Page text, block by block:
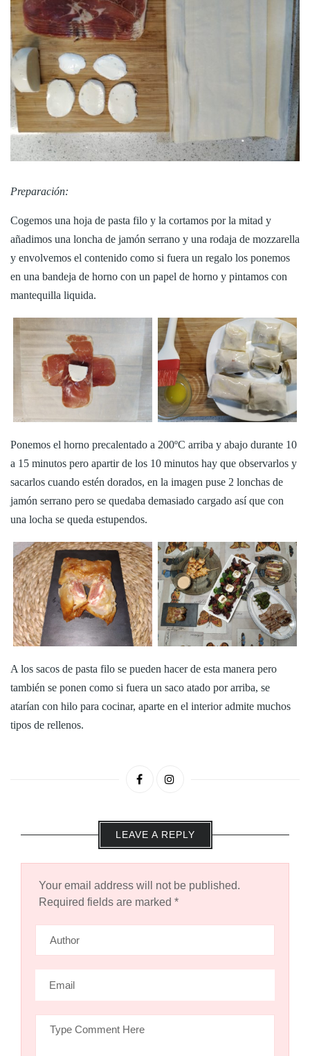
Preparación:
Cogemos una hoja de pasta filo y la cortamos por la mitad y
añadimos una loncha de jamón serrano y una rodaja de mozzarella
y envolvemos el contenido como si fuera un regalo los ponemos
en una bandeja de horno con un papel de horno y pintamos con
mantequilla liquida.
Ponemos el horno precalentado a 200ºC arriba y abajo durante 10
a 15 minutos pero apartir de los 10 minutos hay que observarlos y
sacarlos cuando estén dorados, en la imagen puse 2 lonchas de
jamón serrano pero se quedaba demasiado cargado así que con
una locha se queda estupendos.
A los sacos de pasta filo se pueden hacer de esta manera pero
también se ponen como si fuera un saco atado por arriba, se
atarían con hilo para cocinar, aparte en el interior admite muchos
tipos de rellenos.
LEAVE A REPLY
Your email address will not be published.
Required fields are marked *